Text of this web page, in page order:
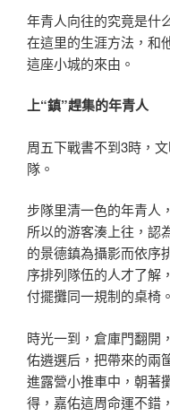
年青人向往的究竟是什
在這里的生涯方法，和
這座小城的來由。
上“鎮”趕集的年青人
周五下戰書不到3時，
隊。
步隊里清一色的年青人
所以的游客湊上往，認
的景德鎮為攝影而依序
序排列隊伍的人才了解
付擺攤同一規制的桌椅。
時光一到，倉庫門翻開
佑遴選后，把帶來的兩
進露營小推車中，朝著
得，嘉佑這周命運不錯